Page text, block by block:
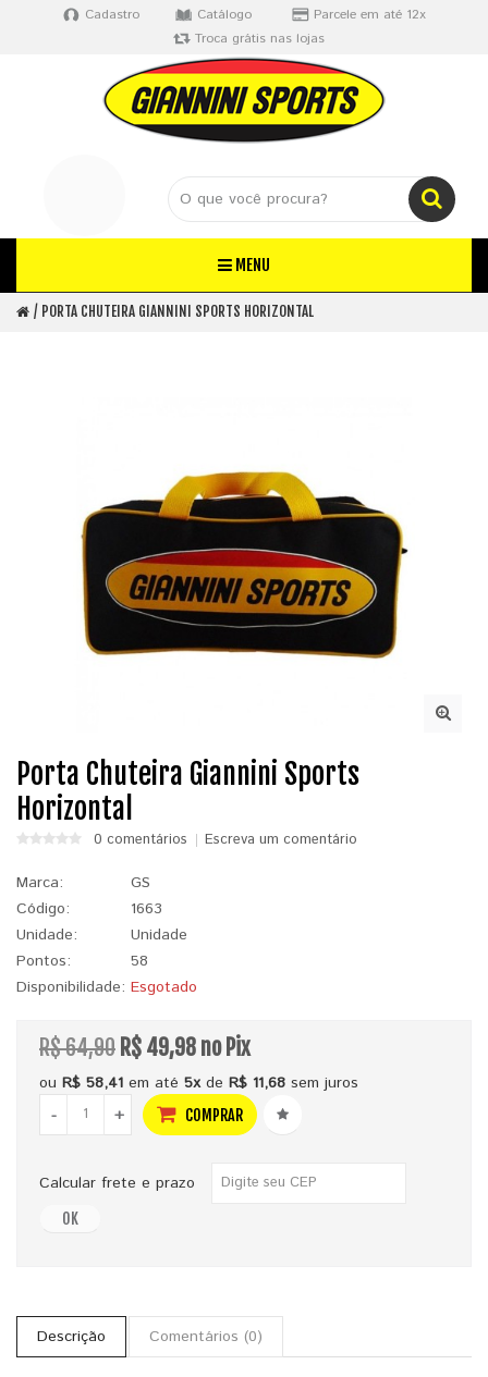
Cadastro Catálogo
Parcele em até 12x
Troca grátis nas lojas
MENU
PORTA CHUTEIRA GIANNINI SPORTS HORIZONTAL
Porta Chuteira Giannini Sports
Horizontal
0 comentários Escreva um comentário
Marca:
GS
Código:
1663
Unidade:
Unidade
Pontos:
58
Disponibilidade: Esgotado
R$ 64,90 R$ 49,98 no Pix
ou R$ 58,41 em até 5xde R$ 11,68 sem juros
-
+ COMPRAR
Calcular frete e prazo
OK
Descrição Comentários (0)